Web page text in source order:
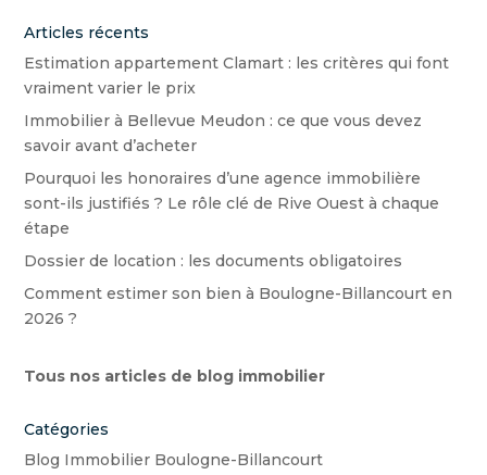
Articles récents
Estimation appartement Clamart : les critères qui font
vraiment varier le prix
Immobilier à Bellevue Meudon : ce que vous devez
savoir avant d’acheter
Pourquoi les honoraires d’une agence immobilière
sont-ils justifiés ? Le rôle clé de Rive Ouest à chaque
étape
Dossier de location : les documents obligatoires
Comment estimer son bien à Boulogne-Billancourt en
2026 ?
Tous nos articles de blog immobilier
Catégories
Blog Immobilier Boulogne-Billancourt